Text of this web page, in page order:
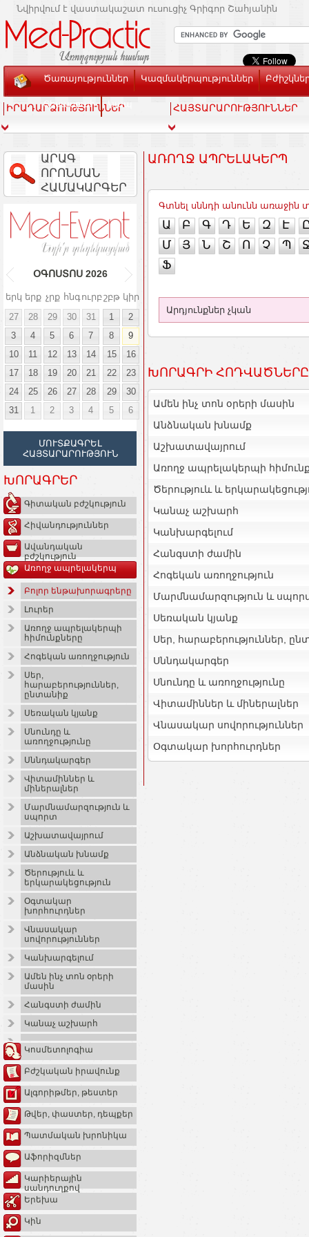
Նվիրվում է վաստակաշատ ուսուցիչ Գրիգոր Շահյանին
Ծառայություններ Կազմակերպություններ
Տեսասրահ Կապ
ԻՐԱԴԱՐՁՈՒԹՅՈՒՆՆԵՐ ՀԱՅՏԱՐԱՐՈՒԹՅՈՒՆՆԵՐ
ԱՐԱԳ
ՈՐՈՆՄԱՆ
ՀԱՄԱԿԱՐԳԵՐ
ՕԳՈՍՏՈՍ 2026
երկ երք չրք հնգուրբ շբթ կիր
27
28 29 30 31 1
2
3
4 5 6 7 8
9
10
11 12 13 14 15
16
17
18 19 20 21 22
23
24
25 26 27 28 29
30
31
1 2 3 4 5 6
ՄՈՒՏՔԱԳՐԵԼ
ՀԱՅՏԱՐԱՐՈՒԹՅՈՒՆ
ԽՈՐԱԳՐԵՐ
Գիտական բժշկություն
Հիվանդություններ
Ավանդական
բժշկություն
Առողջ ապրելակերպ
Բոլոր ենթախորագրերը
Լուրեր
Առողջ ապրելակերպի
հիմունքները
Հոգեկան առողջություն
Սեր,
հարաբերություններ,
ընտանիք
Սեռական կյանք
Սնունդը և
առողջությունը
Սննդակարգեր
Վիտամիններ և
միներալներ
Մարմնամարզություն և
սպորտ
Աշխատավայրում
Անձնական խնամք
Ծերություև և
երկարակեցություն
Օգտակար
խորհուրդներ
Վնասակար
սովորություններ
Կանխարգելում
Ամեն ինչ տոն օրերի
մասին
Հանգստի ժամին
Կանաչ աշխարհ
Կոսմետոլոգիա
Բժշկական իրավունք
Ալգորիթմեր, թեստեր
Թվեր, փաստեր, դեպքեր
Պատմական խրոնիկա
Աֆորիզմներ
Կարիերային
սանդուղքով
Երեխա
Կին
ԱՌՈՂՋ ԱՊՐԵԼԱԿԵՐՊ
Գտնել սննդի անունն առաջին
Ա Բ Գ Դ Ե Զ Է
Մ
Յ Ն Շ Ո Չ Պ
Ֆ
Արդյունքներ չկան
ԽՈՐԱԳՐԻ ՀՈԴՎԱԾՆԵՐԸ
Ամեն ինչ տոն օրերի մասին
Անձնական խնամք
Աշխատավայրում
Առողջ ապրելակերպի
Ծերություև և
Կանաչ աշխարհ
Կանխարգելում
Հանգստի ժամին
Հոգեկան առողջություն
Մարմնամարզություն և
Սեռական կյանք
Սեր, հարաբերություններ,
Սննդակարգեր
Սնունդը և առողջությունը
Վիտամիններ և միներալներ
Վնասակար սովորություններ
Օգտակար խորհուրդներ